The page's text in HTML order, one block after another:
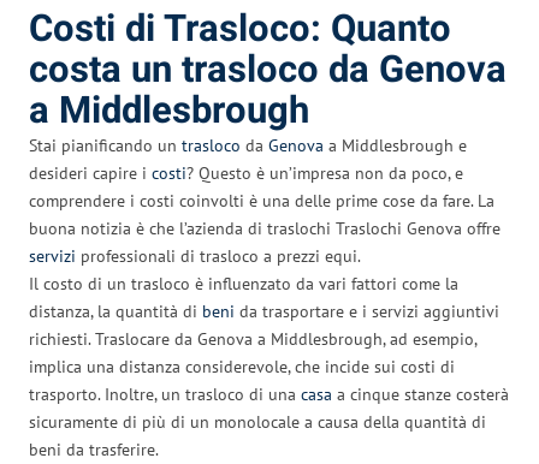
Costi di Trasloco: Quanto
costa un trasloco da Genova
a Middlesbrough
Stai pianificando un trasloco da Genova a Middlesbrough e
desideri capire i costi? Questo è un’impresa non da poco, e
comprendere i costi coinvolti è una delle prime cose da fare. La
buona notizia è che l’azienda di traslochi Traslochi Genova offre
servizi professionali di trasloco a prezzi equi.
Il costo di un trasloco è influenzato da vari fattori come la
distanza, la quantità di beni da trasportare e i servizi aggiuntivi
richiesti. Traslocare da Genova a Middlesbrough, ad esempio,
implica una distanza considerevole, che incide sui costi di
trasporto. Inoltre, un trasloco di una casa a cinque stanze costerà
sicuramente di più di un monolocale a causa della quantità di
beni da trasferire.